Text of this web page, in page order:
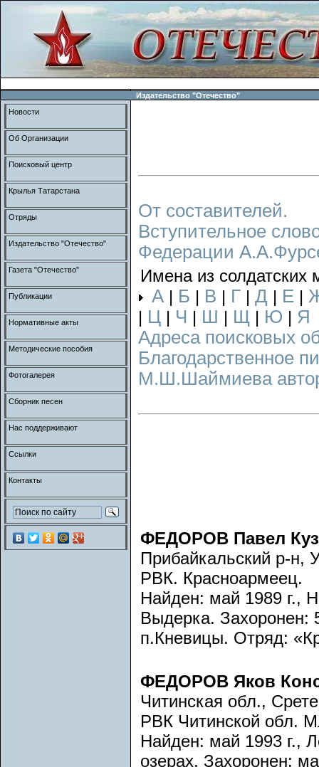
Издательство "Отечество"
От составителей.
Вступительное
Федерации
Имена из солдатских
А | Б | В | Г | Д | Е |
| Ц | Ч | Ш | Щ | Ю | Я
Адреса поисковых
Благодарственное
М.Ш.Шаймиева
ФЕДОРОВ Павел
Прибайкальский р-н,
РВК. Красноармеец.
Найден: май 1989 г.,
Выдерка. Захоронен:
п.Кневицы. Отряд:
ФЕДОРОВ Яков
Читинская обл.,
РВК Читинской обл.
Найден: май 1993 г.,
озерах. Захоронен:
Новости
Об Организации
Поисковый центр
Крылья Татарстана
Отряды
Издательство "Отечество"
Газета "Отечество"
Публикации
Нормативные акты
Методические пособия
Фотогалерея
Сборник песен
Нас поддерживают
Ссылки
Контакты